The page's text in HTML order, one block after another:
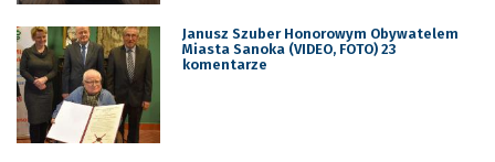
Janusz Szuber Honorowym Obywatelem
Miasta Sanoka (VIDEO, FOTO) 23
komentarze